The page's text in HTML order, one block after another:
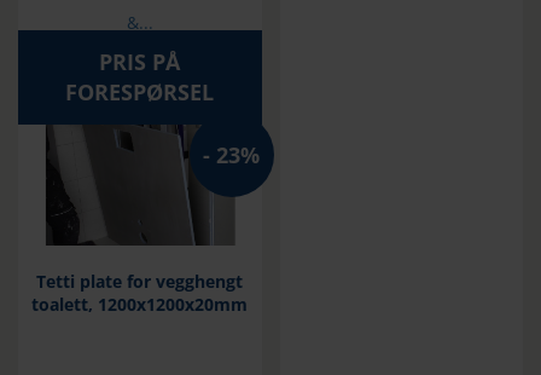
&...
PRIS PÅ
FORESPØRSEL
23%
Tetti plate for vegghengt
toalett, 1200x1200x20mm